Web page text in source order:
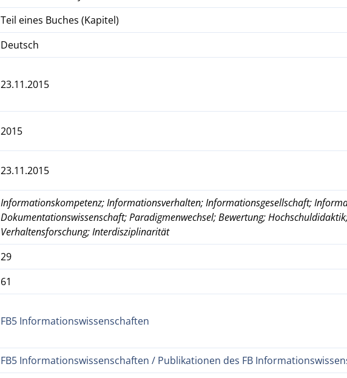
Teil eines Buches (Kapitel)
Deutsch
23.11.2015
2015
23.11.2015
Informationskompetenz; Informationsverhalten; Informationsgesellschaft;
Dokumentationswissenschaft; Paradigmenwechsel; Bewertung;
Verhaltensforschung; Interdisziplinarität
29
61
FB5 Informationswissenschaften
FB5 Informationswissenschaften / Publikationen des FB